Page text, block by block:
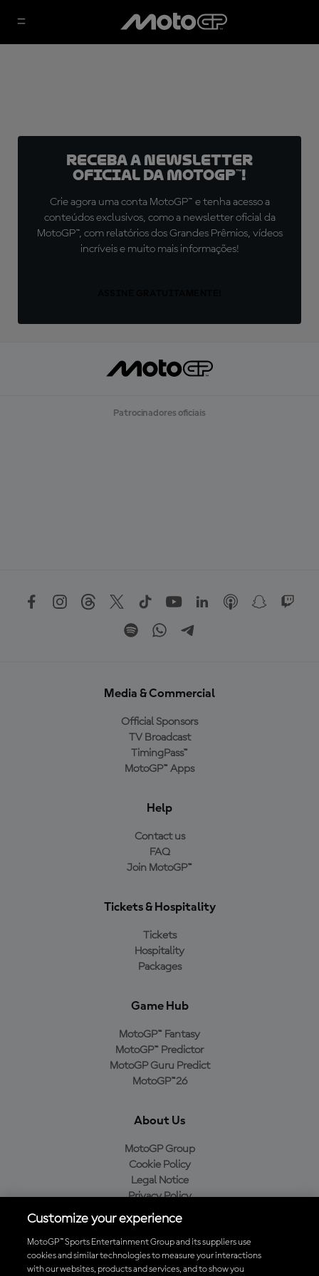
Receba a newsletter
oficial da MotoGP™!
Crie agora uma conta MotoGP™ e tenha acesso a
conteúdos exclusivos, como a newsletter oficial da
MotoGP™, com relatórios dos Grandes Prêmios, vídeos
incríveis e muito mais informações!
Patrocinadores oficiais
Media & Commercial
Official Sponsors
TV Broadcast
TimingPass™
MotoGP™ Apps
Help
Contact us
FAQ
Join MotoGP™
Tickets & Hospitality
Tickets
Hospitality
Packages
Game Hub
MotoGP™ Fantasy
MotoGP™ Predictor
MotoGP Guru Predict
MotoGP™26
About Us
MotoGP Group
Cookie Policy
Legal Notice
Privacy Policy
Purchase Policy
Baixe o aplicativo oficial da MotoGP™
Customize your experience
MotoGP™ Sports Entertainment Group and its suppliers use
cookies and similar technologies to measure your interactions
with our websites, products and services, and to show you